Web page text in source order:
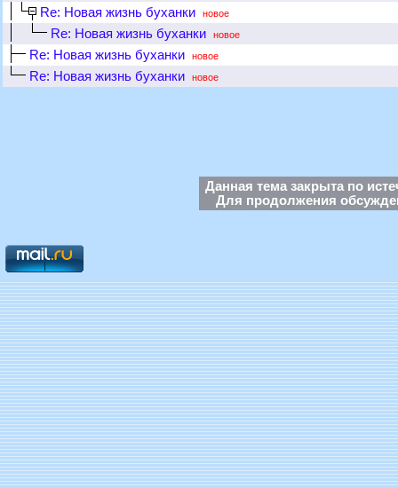
Re: Новая жизнь буханки новое
Re: Новая жизнь буханки новое
Re: Новая жизнь буханки новое
Re: Новая жизнь буханки новое
Данная тема закрыта по
Для продолжения